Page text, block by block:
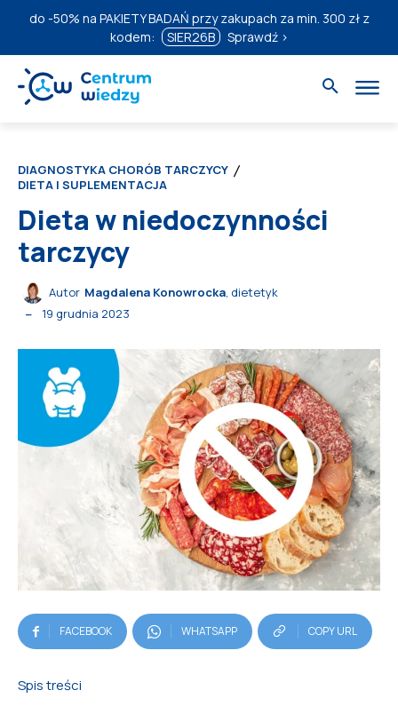
do -50% na PAKIETY BADAŃ przy zakupach za min. 300 zł z
kodem:
SIER26B Sprawdź ›
DIAGNOSTYKA CHORÓB TARCZYCY
DIETA I SUPLEMENTACJA
Dieta w niedoczynności
tarczycy
Autor Magdalena Konowrocka, dietetyk
19 grudnia 2023
FACEBOOK WHATSAPP COPY URL
Spis treści